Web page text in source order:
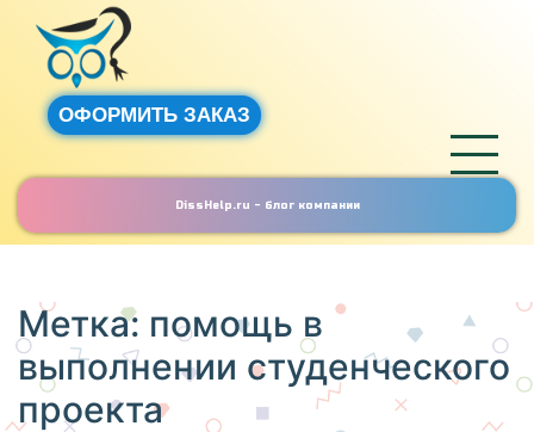
ОФОРМИТЬ ЗАКАЗ
DissHelp.ru - блог компании
Метка: помощь в
выполнении студенческого
проекта